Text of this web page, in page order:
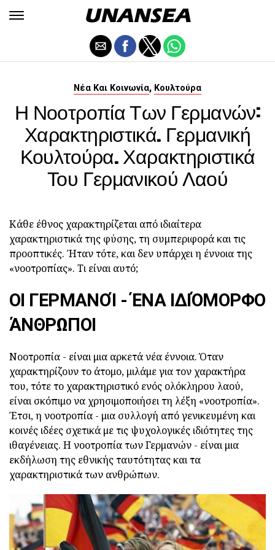
Νέα Και Κοινωνία, Κουλτούρα
Η Νοοτροπία Των Γερμανών:
Χαρακτηριστικά. Γερμανική
Κουλτούρα. Χαρακτηριστικά
Του Γερμανικού Λαού
Κάθε έθνος χαρακτηρίζεται από ιδιαίτερα
χαρακτηριστικά της φύσης, τη συμπεριφορά και τις
προοπτικές. Ήταν τότε, και δεν υπάρχει η έννοια της
«νοοτροπίας». Τι είναι αυτό;
ΟΙ ΓΕΡΜΑΝΟΊ - ΈΝΑ ΙΔΙΌΜΟΡΦΟ
ΆΝΘΡΩΠΟΙ
Νοοτροπία - είναι μια αρκετά νέα έννοια. Όταν
χαρακτηρίζουν το άτομο, μιλάμε για τον χαρακτήρα
του, τότε το χαρακτηριστικό ενός ολόκληρου λαού,
είναι σκόπιμο να χρησιμοποιήσει τη λέξη «νοοτροπία».
Έτσι, η νοοτροπία - μια συλλογή από γενικευμένη και
κοινές ιδέες σχετικά με τις ψυχολογικές ιδιότητες της
ιθαγένειας. Η νοοτροπία των Γερμανών - είναι μια
εκδήλωση της εθνικής ταυτότητας και τα
χαρακτηριστικά των ανθρώπων.